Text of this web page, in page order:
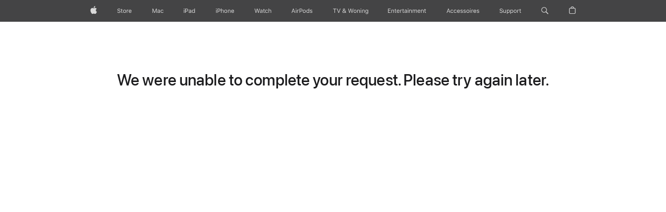
AppleStore Mac iPad iPhone Watch AirPods TV & Woning Entertainment Accessoires Support
We were unable to complete your request. Please try again later.